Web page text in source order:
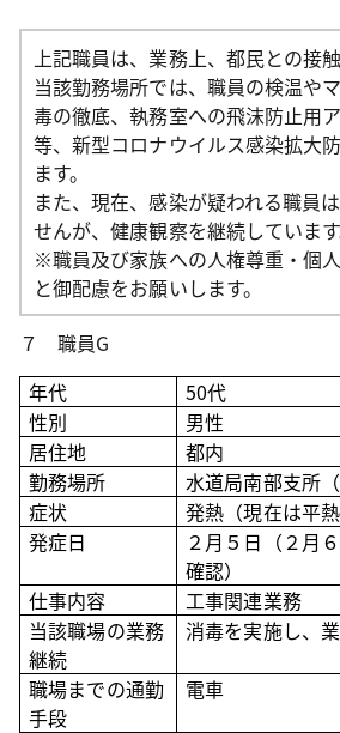
上記職員は、業務上、都民との接
当該勤務場所では、職員の検温や
毒の徹底、執務室への飛沫防止用
等、新型コロナウイルス感染拡大
ます。
また、現在、感染が疑われる職員
せんが、健康観察を継続しています
※職員及び家族への人権尊重・個
と御配慮をお願いします。
７ 職員G
年代
50代
性別
男性
居住地
都内
勤務場所
水道局南部支所
症状
発熱（現在は平
発症日
２月５日（２月
確認）
仕事内容
工事関連業務
当該職場の業務
継続
消毒を実施し、
職場までの通勤
手段
電車